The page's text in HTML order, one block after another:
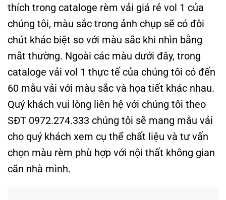
thích trong cataloge rèm vải giá rẻ vol 1 của
chúng tôi, màu sắc trong ảnh chụp sẽ có đôi
chút khác biệt so với màu sắc khi nhìn bằng
mắt thường. Ngoài các màu dưới đây, trong
cataloge vải vol 1 thực tế của chúng tôi có đến
60 mẫu vải với màu sắc và họa tiết khác nhau.
Quý khách vui lòng liên hệ với chúng tôi theo
SĐT 0972.274.333 chúng tôi sẽ mang mẫu vải
cho quý khách xem cụ thể chất liệu và tư vấn
chọn màu rèm phù hợp với nội thất không gian
căn nhà mình.